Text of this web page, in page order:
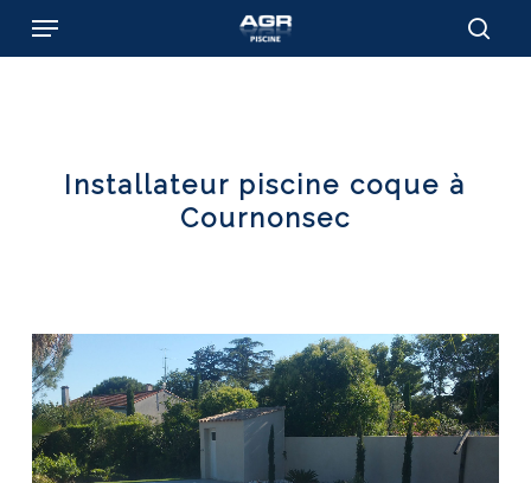
Menu
Installateur piscine coque à
Cournonsec